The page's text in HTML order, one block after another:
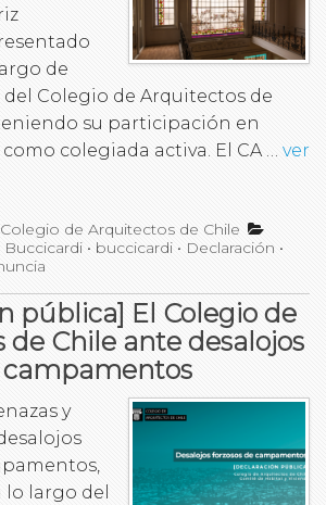
de
Colegio de Arquitectos de
su participación en
colegiada activa. El CA … ver
Colegio de Arquitectos de Chile
Buccicardi • buccicardi • Declaración •
pública] El Colegio de
Chile ante desalojos
campamentos
y
largo del